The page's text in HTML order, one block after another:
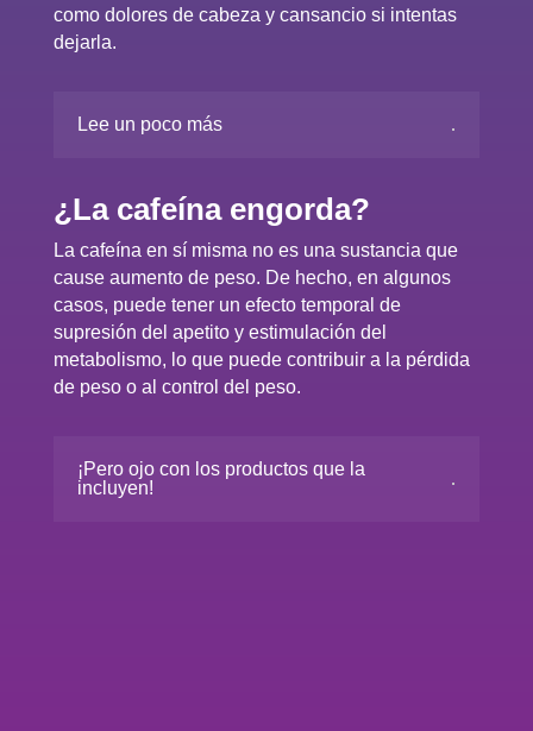
como dolores de cabeza y cansancio si intentas
dejarla.
Lee un poco más
¿La cafeína engorda?
La cafeína en sí misma no es una sustancia que
cause aumento de peso. De hecho, en algunos
casos, puede tener un efecto temporal de
supresión del apetito y estimulación del
metabolismo, lo que puede contribuir a la pérdida
de peso o al control del peso.
¡Pero ojo con los productos que la
incluyen!